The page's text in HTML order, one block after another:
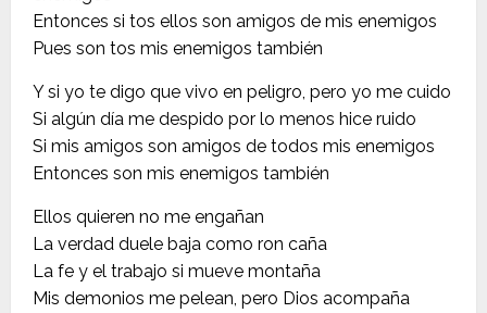
Entonces si tos ellos son amigos de mis enemigos
Pues son tos mis enemigos también
Y si yo te digo que vivo en peligro, pero yo me cuido
Si algún día me despido por lo menos hice ruido
Si mis amigos son amigos de todos mis enemigos
Entonces son mis enemigos también
Ellos quieren no me engañan
La verdad duele baja como ron caña
La fe y el trabajo si mueve montaña
Mis demonios me pelean, pero Dios acompaña